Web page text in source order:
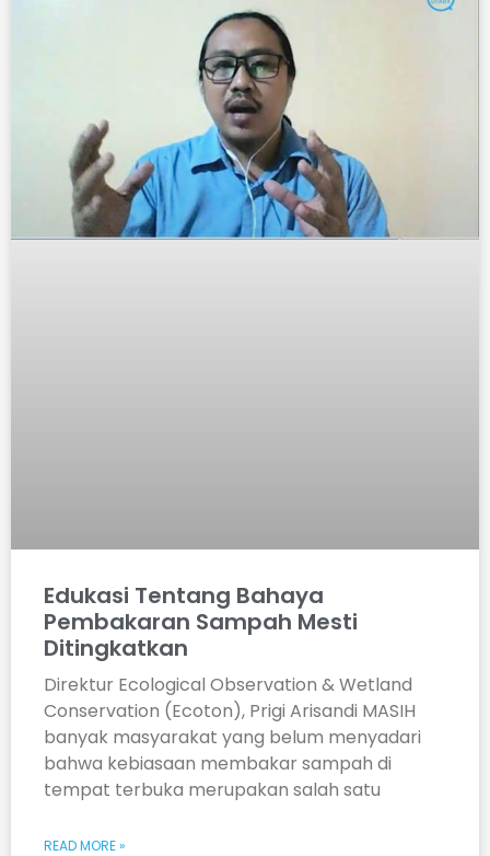
Edukasi Tentang Bahaya
Pembakaran Sampah Mesti
Ditingkatkan
Direktur Ecological Observation & Wetland
Conservation (Ecoton), Prigi Arisandi MASIH
banyak masyarakat yang belum menyadari
bahwa kebiasaan membakar sampah di
tempat terbuka merupakan salah satu
READ MORE »